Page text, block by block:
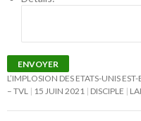
ENVOYER
L’IMPLOSION DES ETATS-UNIS
– TVL
15 JUIN 2021 DISCIPLE